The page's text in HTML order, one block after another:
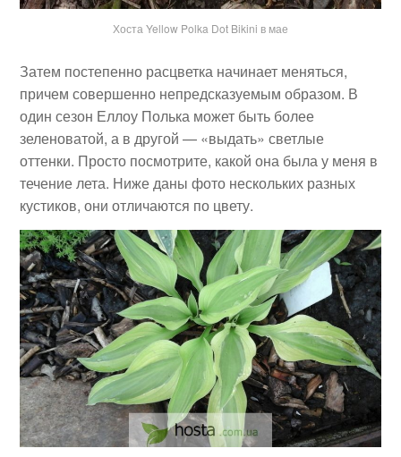
Хоста Yellow Polka Dot Bikini в мае
Затем постепенно расцветка начинает меняться,
причем совершенно непредсказуемым образом. В
один сезон Еллоу Полька может быть более
зеленоватой, а в другой — «выдать» светлые
оттенки. Просто посмотрите, какой она была у меня в
течение лета. Ниже даны фото нескольких разных
кустиков, они отличаются по цвету.